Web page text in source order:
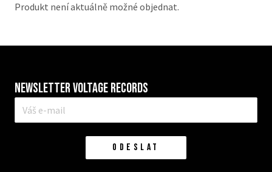
Produkt není aktuálně možné objednat.
Newsletter VOLTAGE RECORDS
E-
mail
ODESLAT